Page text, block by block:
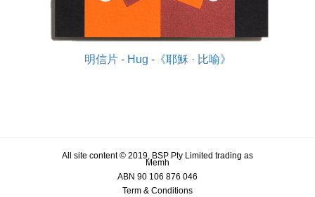
明信片 - Hug -《耶穌 · 比喻》
All site content © 2019, BSP Pty Limited trading as
Memh
ABN 90 106 876 046
Term & Conditions